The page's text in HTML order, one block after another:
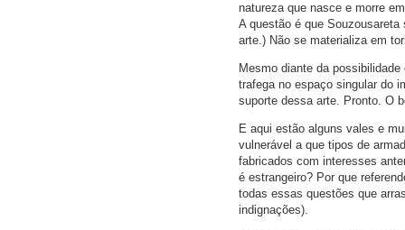
natureza que nasce e morre
A questão é que
arte.) Não se materializa em
Mesmo diante da
trafega no espaço singular do
suporte dessa arte. Pronto. O
E aqui estão alguns vales e
vulnerável a que tipos de
fabricados com interesses
é estrangeiro? Por que
todas essas questões que
indignações).